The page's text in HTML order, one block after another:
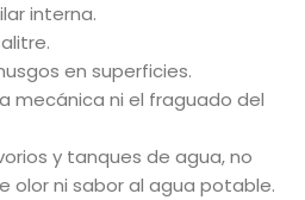
interna.
en superficies.
mecánica ni el fraguado del
y tanques de agua, no
olor ni sabor al agua potable.